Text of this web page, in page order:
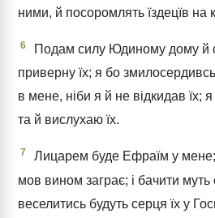
ними, й посоромлять їздецїв на
6
Подам силу Юдиному дому й
приверну їх; я бо
в мене, ніби я й не відкидав їх; я
та й вислухаю їх.
7
Лицарем буде Ефраїм у мене;
мов вином заграє; і бачити муть
веселитись будуть серця їх у